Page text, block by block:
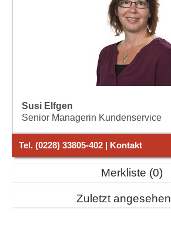
Susi Elfgen
Senior Managerin Kundenservice
Tel. (0228) 33805-402 | Kontakt
Merkliste 0
Zuletzt angesehen